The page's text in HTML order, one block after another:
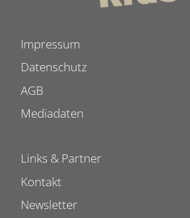
Impressum
Datenschutz
AGB
Mediadaten
Links & Partner
Kontakt
Newsletter